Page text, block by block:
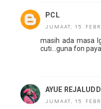
PCL
JUMAAT, 15
masih ada masa
cuti...guna fon
AYUE
JUMAAT, 15